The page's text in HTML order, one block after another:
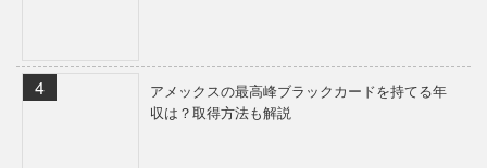
アメックスの最高峰ブラックカードを持てる年
収は？取得方法も解説